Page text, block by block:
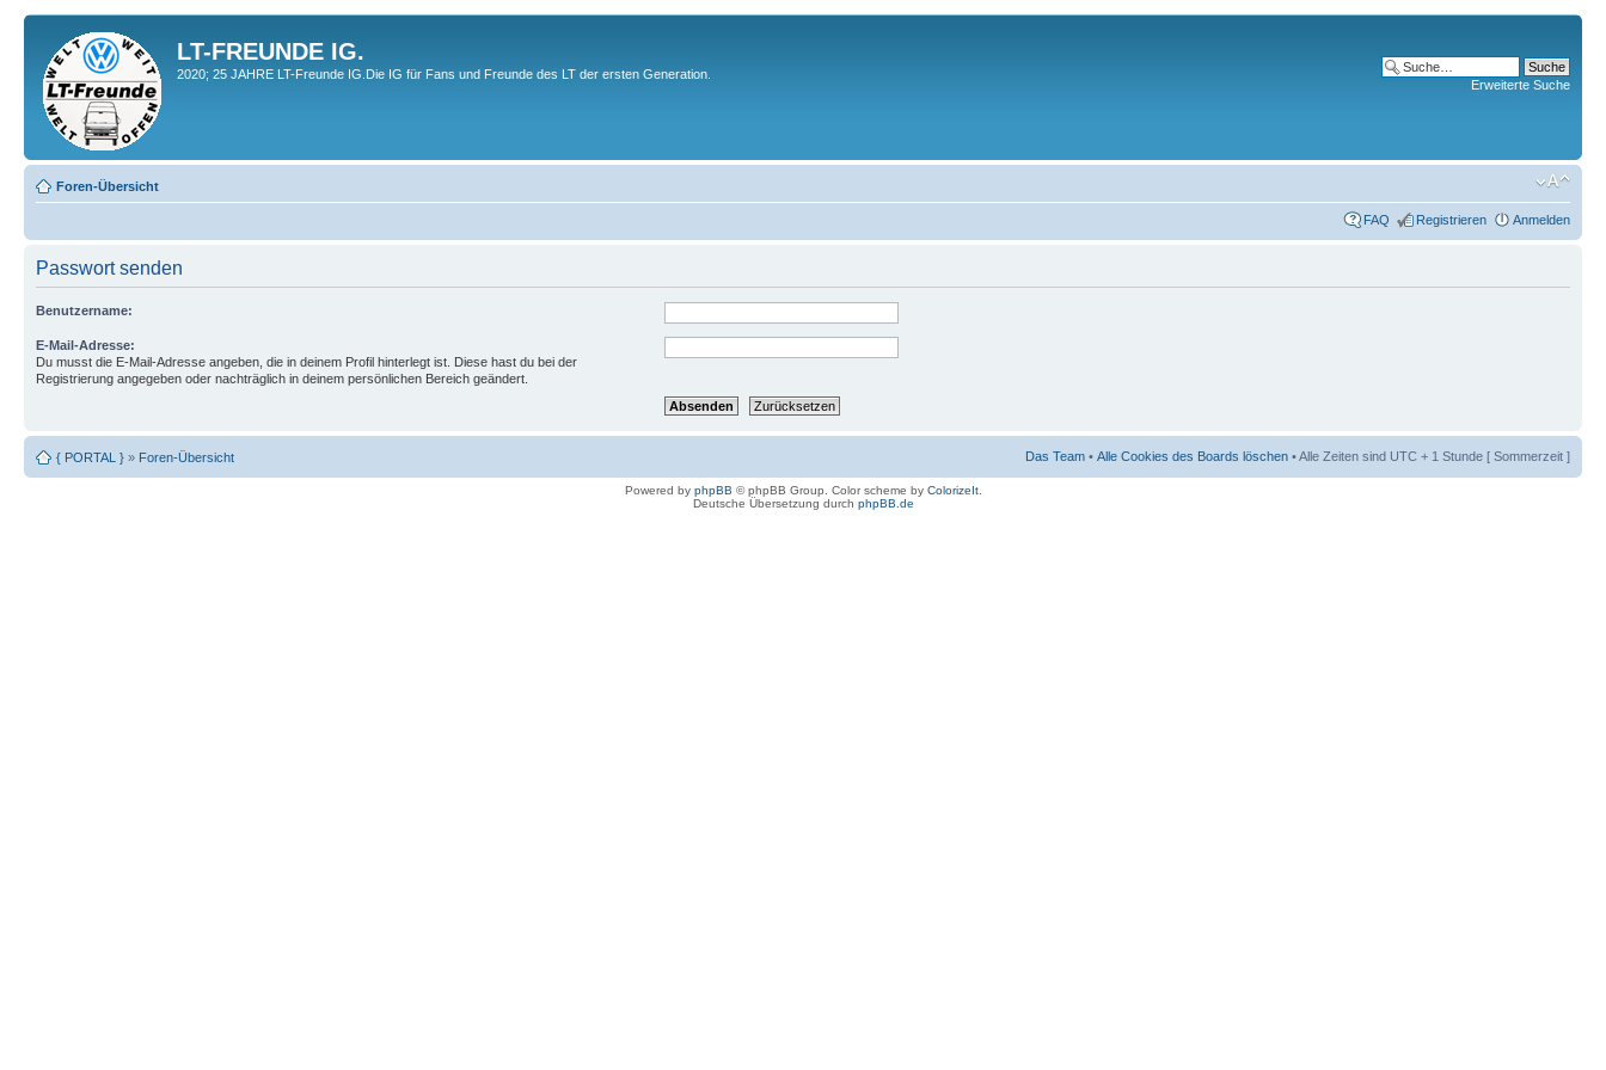
LT-FREUNDE IG.
2020; 25 JAHRE LT-Freunde IG.Die IG für Fans und Freunde des LT der ersten Generation.
Erweiterte Suche
Foren-Übersicht
FAQ Registrieren Anmelden
Passwort senden
Benutzername:
E-Mail-Adresse:
Du musst die E-Mail-Adresse angeben, die in deinem Profil hinterlegt ist. Diese hast du bei der
Registrierung angegeben oder nachträglich in deinem persönlichen Bereich geändert.
{ PORTAL } » Foren-Übersicht Das Team • Alle Cookies des Boards löschen • Alle Zeiten sind UTC + 1 Stunde [ Sommerzeit ]
Powered by phpBB © phpBB Group. Color scheme by ColorizeIt.
Deutsche Übersetzung durch phpBB.de